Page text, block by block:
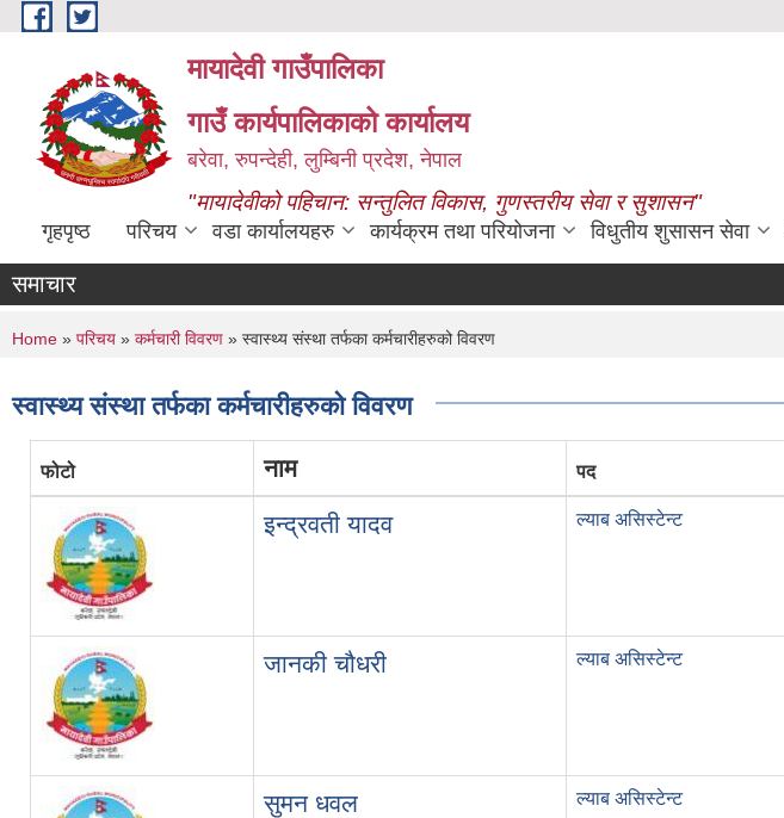
Skip to main content
मायादेवी गाउँपालिका
गाउँ कार्यपालिकाको कार्यालय
बरेवा, रुपन्देही, लुम्बिनी प्रदेश, नेपाल
"मायादेवीको पहिचान: सन्तुलित विकास, गुणस्तरीय सेवा र सुशासन"
गृहपृष्ठ परिचय वडा कार्यालयहरु कार्यक्रम तथा परियोजना विधुतीय शुसासन सेवा
समाचार
You are here
Home » परिचय » कर्मचारी विवरण » स्वास्थ्य संस्था तर्फका कर्मचारीहरुको विवरण
स्वास्थ्य संस्था तर्फका कर्मचारीहरुको विवरण
फोटो नाम पद
इन्द्रवती यादव ल्याब असिस्टेन्ट
जानकी चौधरी ल्याब असिस्टेन्ट
सुमन धवल ल्याब असिस्टेन्ट